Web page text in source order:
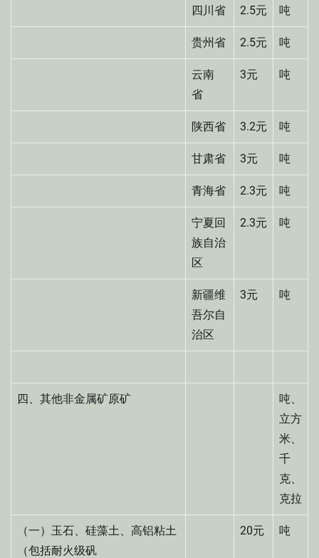
四川省 2.5元 吨
贵州省 2.5元 吨
云南
省
3元 吨
陕西省 3.2元 吨
甘肃省 3元 吨
青海省 2.3元 吨
宁夏回
族自治
区
2.3元 吨
新疆维
吾尔自
治区
3元 吨
四、其他非金属矿原矿
吨、
立方
米、
千
克、
克拉
（一）玉石、硅藻土、高铝粘土
（包括耐火级矾
20元 吨